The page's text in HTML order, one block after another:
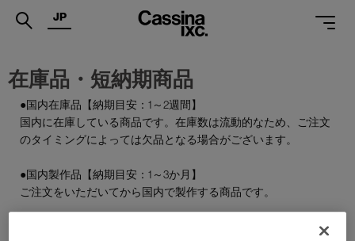
.
SERVICES
MAGAZINE
JP
在庫品・短納期商品
●国内在庫品【納期目安：1～2週間】
国内に在庫している商品です。在庫数は流動的なため、ご注文
のタイミングによっては欠品となる場合がございます。
●国内製作品【納期目安：1～3か月】
ご注文をいただいてから国内で製作する商品です。